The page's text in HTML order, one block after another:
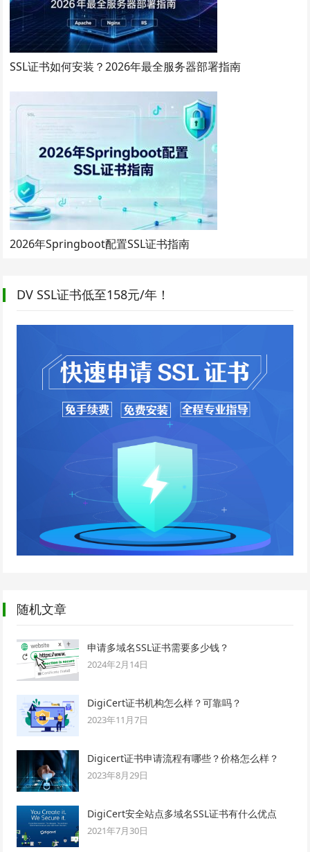
SSL证书如何安装？2026年最全服务器部署指南
2026年Springboot配置SSL证书指南
DV SSL证书低至158元/年！
随机文章
申请多域名SSL证书需要多少钱？
2024年2月14日
DigiCert证书机构怎么样？可靠吗？
2023年11月7日
Digicert证书申请流程有哪些？价格怎么样？
2023年8月29日
DigiCert安全站点多域名SSL证书有什么优点
2021年7月30日